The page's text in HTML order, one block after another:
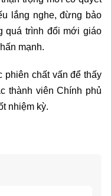
lắng nghe, đừng bảo
quá trình đổi mới giáo
mạnh.
phiên chất vấn để thấy
thành viên Chính phủ
nhiệm kỳ.